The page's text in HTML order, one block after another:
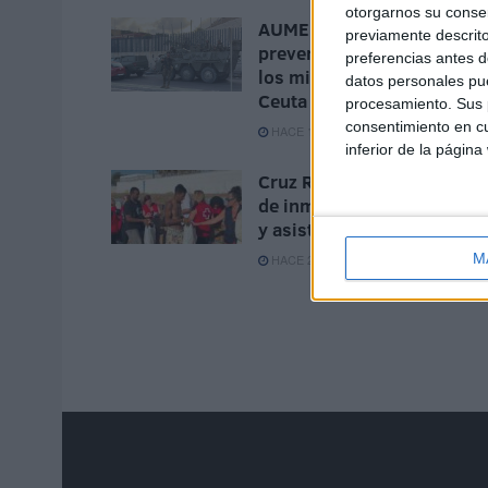
otorgarnos su
previamente
preferencias antes
datos personales
procesamiento.
consentimiento en
inferior de la página
AUME reclama preparación
preventiva y material para
los militares destinados en
Ceuta
HACE 1 HORA
Cruz Roja abastece a
de inmigrantes con
y asistencia médica
HACE 2 HORAS